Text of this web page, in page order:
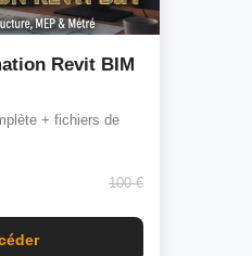
Revit BIM
+ fichiers de
100 €